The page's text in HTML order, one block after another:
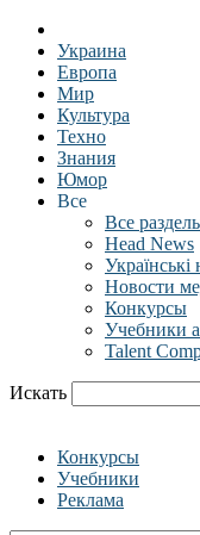
Украина
Европа
Мир
Культура
Техно
Знания
Юмор
Все
Все
Head News
Новости
Конкурсы
Учебники
Talent
Искать
Конкурсы
Учебники
Реклама